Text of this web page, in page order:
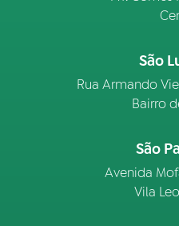
São
Rua Armando
Bairro
São
Avenida
Vila